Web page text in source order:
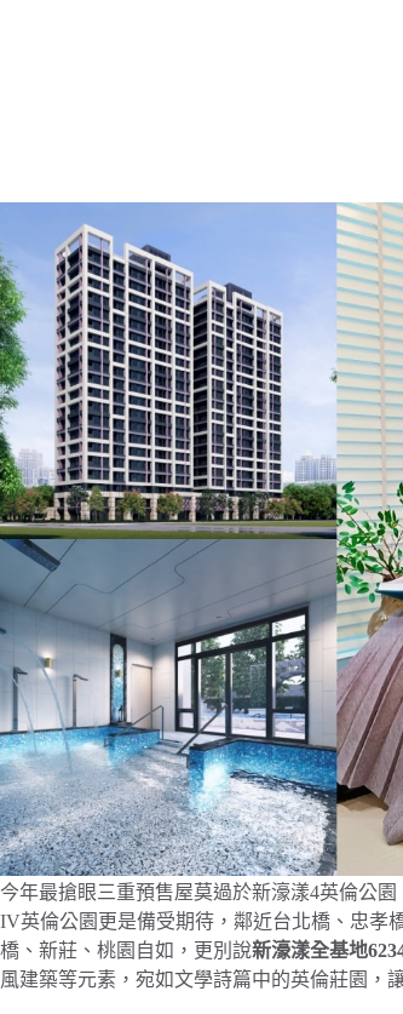
今年最搶眼三重預售屋莫過於新濠漾4英倫公
IV英倫公園更是備受期待，鄰近台北橋、忠孝
橋、新莊、桃園自如，更別說新濠漾全基地
風建築等元素，宛如文學詩篇中的英倫莊園，